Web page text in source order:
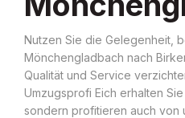
Nutzen Sie die Gelegenheit,
Mönchengladbach nach
Qualität und Service
Umzugsprofi Eich erhalten
sondern profitieren auch von